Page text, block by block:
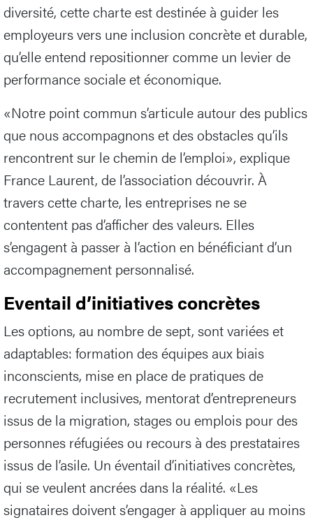
diversité, cette charte est destinée à guider les
employeurs vers une inclusion concrète et durable,
qu’elle entend repositionner comme un levier de
performance sociale et économique.
«Notre point commun s’articule autour des publics
que nous accompagnons et des obstacles qu’ils
rencontrent sur le chemin de l’emploi», explique
France Laurent, de l’association découvrir. À
travers cette charte, les entreprises ne se
contentent pas d’afficher des valeurs. Elles
s’engagent à passer à l’action en bénéficiant d’un
accompagnement personnalisé.
Eventail d’initiatives concrètes
Les options, au nombre de sept, sont variées et
adaptables: formation des équipes aux biais
inconscients, mise en place de pratiques de
recrutement inclusives, mentorat d’entrepreneurs
issus de la migration, stages ou emplois pour des
personnes réfugiées ou recours à des prestataires
issus de l’asile. Un éventail d’initiatives concrètes,
qui se veulent ancrées dans la réalité. «Les
signataires doivent s’engager à appliquer au moins